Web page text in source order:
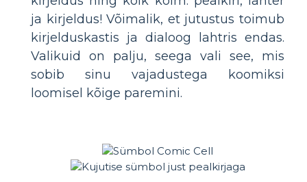
ja kirjeldus! Võimalik, et jutustus toimub
kirjelduskastis ja dialoog lahtris endas.
Valikuid on palju, seega vali see, mis
sobib sinu vajadustega koomiksi
loomisel kõige paremini.